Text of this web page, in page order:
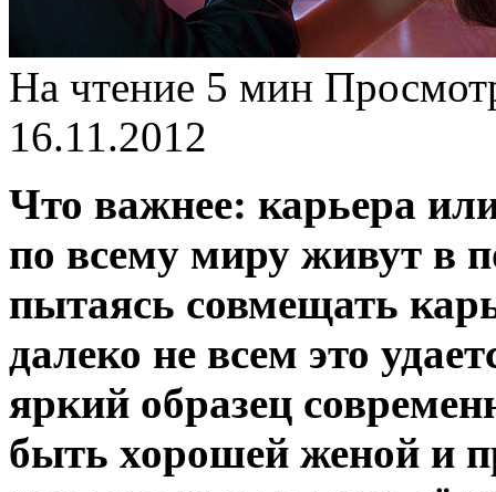
На чтение 5 мин
16.11.2012
Что важнее: карьера
по всему миру живут в
пытаясь совмещать
далеко не всем это
яркий образец
быть хорошей женой и